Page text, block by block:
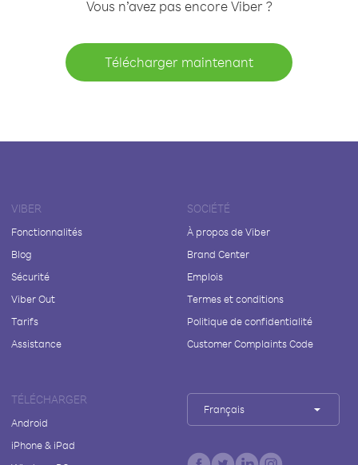
Vous n’avez pas encore Viber ?
Télécharger maintenant
VIBER
Fonctionnalités
Blog
Sécurité
Viber Out
Tarifs
Assistance
SOCIÉTÉ
À propos de Viber
Brand Center
Emplois
Termes et conditions
Politique de confidentialité
Customer Complaints Code
TÉLÉCHARGER
Android
iPhone & iPad
Français